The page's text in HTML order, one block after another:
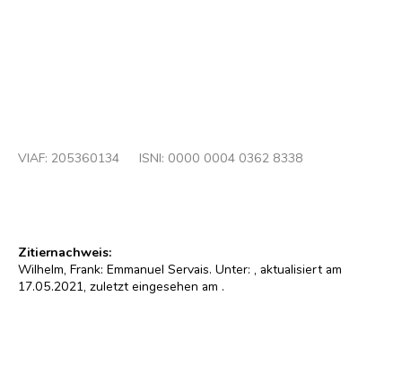
VIAF: 205360134 ISNI: 0000 0004 0362 8338
Zitiernachweis:
Wilhelm, Frank: Emmanuel Servais. Unter:
, aktualisiert am
17.05.2021, zuletzt eingesehen am .